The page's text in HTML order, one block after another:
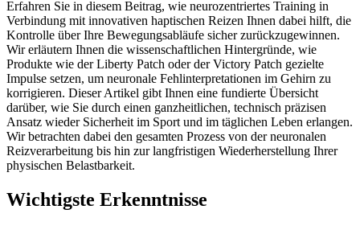
Erfahren Sie in diesem Beitrag, wie neurozentriertes Training in
Verbindung mit innovativen haptischen Reizen Ihnen dabei hilft, die
Kontrolle über Ihre Bewegungsabläufe sicher zurückzugewinnen.
Wir erläutern Ihnen die wissenschaftlichen Hintergründe, wie
Produkte wie der Liberty Patch oder der Victory Patch gezielte
Impulse setzen, um neuronale Fehlinterpretationen im Gehirn zu
korrigieren. Dieser Artikel gibt Ihnen eine fundierte Übersicht
darüber, wie Sie durch einen ganzheitlichen, technisch präzisen
Ansatz wieder Sicherheit im Sport und im täglichen Leben erlangen.
Wir betrachten dabei den gesamten Prozess von der neuronalen
Reizverarbeitung bis hin zur langfristigen Wiederherstellung Ihrer
physischen Belastbarkeit.
Wichtigste Erkenntnisse